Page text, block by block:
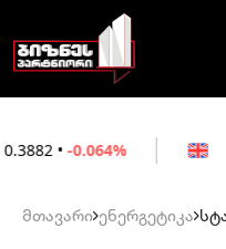
3.5216
მთავარი ენერგეტიკა